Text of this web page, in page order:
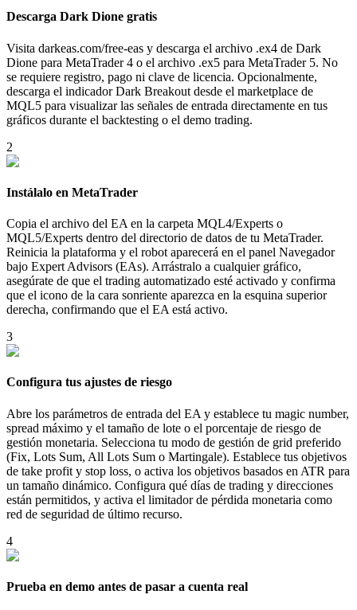
Descarga Dark Dione gratis
Visita darkeas.com/free-eas y descarga el archivo .ex4 de Dark
Dione para MetaTrader 4 o el archivo .ex5 para MetaTrader 5. No
se requiere registro, pago ni clave de licencia. Opcionalmente,
descarga el indicador Dark Breakout desde el marketplace de
MQL5 para visualizar las señales de entrada directamente en tus
gráficos durante el backtesting o el demo trading.
2
Instálalo en MetaTrader
Copia el archivo del EA en la carpeta MQL4/Experts o
MQL5/Experts dentro del directorio de datos de tu MetaTrader.
Reinicia la plataforma y el robot aparecerá en el panel Navegador
bajo Expert Advisors (EAs). Arrástralo a cualquier gráfico,
asegúrate de que el trading automatizado esté activado y confirma
que el icono de la cara sonriente aparezca en la esquina superior
derecha, confirmando que el EA está activo.
3
Configura tus ajustes de riesgo
Abre los parámetros de entrada del EA y establece tu magic number,
spread máximo y el tamaño de lote o el porcentaje de riesgo de
gestión monetaria. Selecciona tu modo de gestión de grid preferido
(Fix, Lots Sum, All Lots Sum o Martingale). Establece tus objetivos
de take profit y stop loss, o activa los objetivos basados en ATR para
un tamaño dinámico. Configura qué días de trading y direcciones
están permitidos, y activa el limitador de pérdida monetaria como
red de seguridad de último recurso.
4
Prueba en demo antes de pasar a cuenta real